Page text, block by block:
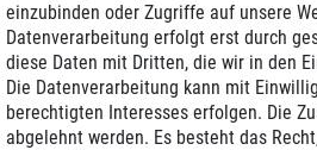
Zustellung am
Günstiger
Generalüberholt
einzubinden oder Zugriffe auf unsere
Datenverarbeitung erfolgt erst durch
diese Daten mit Dritten, die wir in den
Die Datenverarbeitung kann mit
berechtigten Interesses erfolgen. Die
abgelehnt werden. Es besteht das